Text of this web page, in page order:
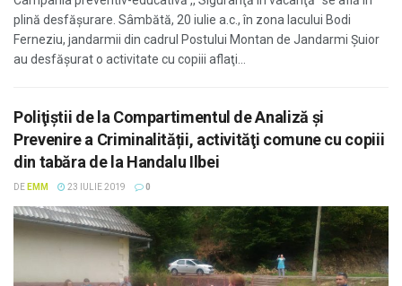
plină desfăşurare. Sâmbătă, 20 iulie a.c., în zona lacului Bodi
Ferneziu, jandarmii din cadrul Postului Montan de Jandarmi Şuior
au desfăşurat o activitate cu copiii aflaţi...
Poliţiştii de la Compartimentul de Analiză și
Prevenire a Criminalității, activităţi comune cu copiii
din tabăra de la Handalu Ilbei
DE EMM 23 IULIE 2019 0